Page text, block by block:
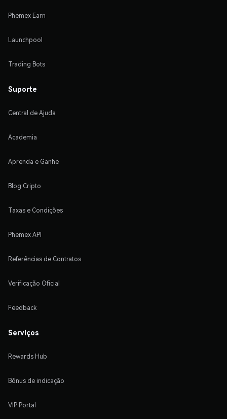
Phemex Earn
Launchpool
Trading Bots
Suporte
Central de Ajuda
Academia
Aprenda e Ganhe
Blog Cripto
Taxas e Condições
Phemex API
Referências de Contratos
Verificação Oficial
Feedback
Serviços
Rewards Hub
Bônus de indicação
VIP Portal